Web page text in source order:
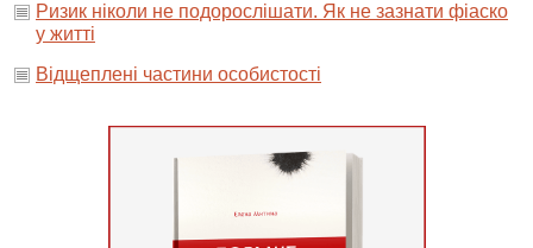
Ризик ніколи не подорослішати. Як не зазнати фіаско
у житті
Відщеплені частини особистості